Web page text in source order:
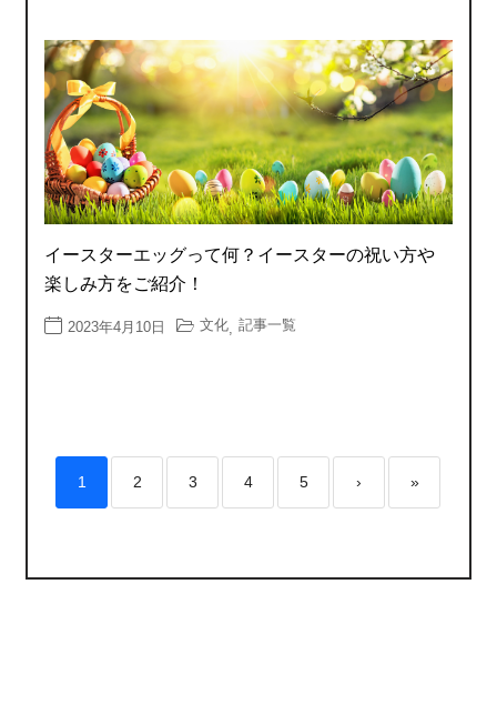
イースターエッグって何？イースターの祝い方や
楽しみ方をご紹介！
2023年4月10日 文化 記事一覧
1 2 3 4 5 › »